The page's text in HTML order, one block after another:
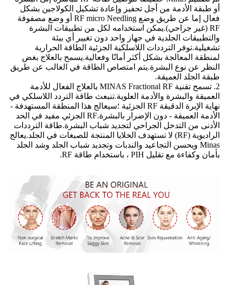
أو طبقة الأدمة من أجل تحفيز وإعادة تشكيل الكولاجين بشكل
فعال إما عن طريق وضع RF micro Needling أو وضع مصفوفة
RF (غير جراحي).يمكن استخدامه لكل من تطبيقات البشرة
والتطبيقات الجلدية في جهاز واحد دون تغيير أي بيئة
تشغيلية.توفر الترددات اللاسلكية الجزئية الطاقة الحرارية
لمنطقة المعالجة بشكل أكثر أمانًا وفعالية.يسمح بالعلاج بغض
النظر عن نوع البشرة.يتم امتصاص الطاقة في الغالب عن طريق
طبقة الجلد العميقة.
2. تسمح تقنية MINAS Fractional RF بالعلاج الفعال للأدمة
العميقة والبشرة والأدمة العلوية.تنبعث طاقة التردد اللاسلكي في
نهاية الإبرة الدقيقة RF الجزئية ؛سيعالج هذا المنطقة المستهدفة -
الأدمة العميقة - دون الإضرار بالبشرة.RF الجزئي مفيد في الحد
الأدنى من التدخل الجراحي لتجديد شباب البشرة.طاقة الترددات
الراديوية (RF) لا تستهدف الخلايا المنتجة للصبغات في الجلد.يعالج
Minas ويحسن التجاعيد والندبات وتجديد شباب الجلد وشد الجلد
بأمان وكفاءة مع تقليل PIH ، باستخدام طاقة RF.